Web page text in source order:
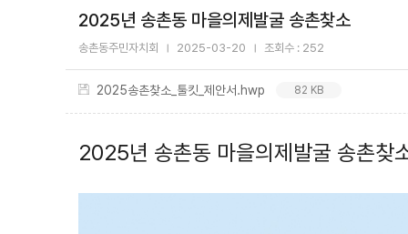
2025년 송촌동 마을의제발굴 송촌찾소
송촌동주민자치회 2025-03-20 조회수 : 252
2025송촌찾소_툴킷_제안서.hwp 82 KB
2025년 송촌동 마을의제발굴 송촌찾